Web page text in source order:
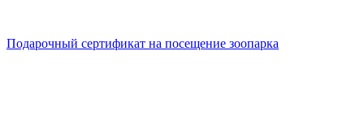
Подарочный сертификат на посещение зоопарка